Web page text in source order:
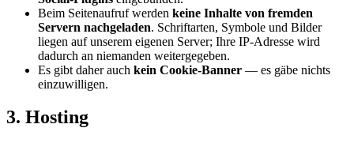
Beim Seitenaufruf werden keine Inhalte von fremden
Servern nachgeladen. Schriftarten, Symbole und Bilder
liegen auf unserem eigenen Server; Ihre IP-Adresse wird
dadurch an niemanden weitergegeben.
Es gibt daher auch kein Cookie-Banner — es gäbe nichts
einzuwilligen.
3. Hosting